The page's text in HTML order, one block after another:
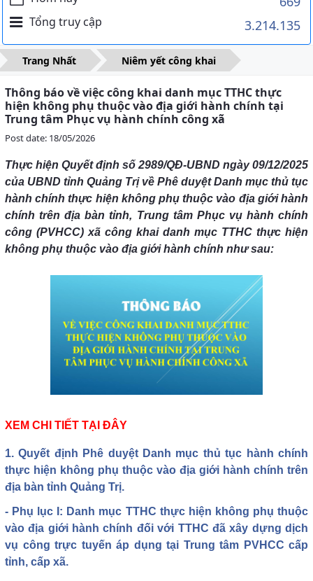
Tổng truy cập 3.214.135
Trang Nhất Niêm yết công khai
Thông báo về việc công khai danh mục TTHC thực
hiện không phụ thuộc vào địa giới hành chính tại
Trung tâm Phục vụ hành chính công xã
Post date: 18/05/2026
Thực hiện Quyết định số 2989/QĐ-UBND ngày 09/12/2025
của UBND tỉnh Quảng Trị về Phê duyệt Danh mục thủ tục
hành chính thực hiện không phụ thuộc vào địa giới hành
chính trên địa bàn tỉnh, Trung tâm Phục vụ hành chính
công (PVHCC) xã công khai danh mục TTHC thực hiện
không phụ thuộc vào địa giới hành chính như sau:
XEM CHI TIẾT TẠI ĐÂY
1. Quyết định Phê duyệt Danh mục thủ tục hành chính
thực hiện không phụ thuộc vào địa giới hành chính trên
địa bàn tỉnh Quảng Trị.
- Phụ lục I: Danh mục TTHC thực hiện không phụ thuộc
vào địa giới hành chính đối với TTHC đã xây dựng dịch
vụ công trực tuyến áp dụng tại Trung tâm PVHCC cấp
tỉnh, cấp xã.